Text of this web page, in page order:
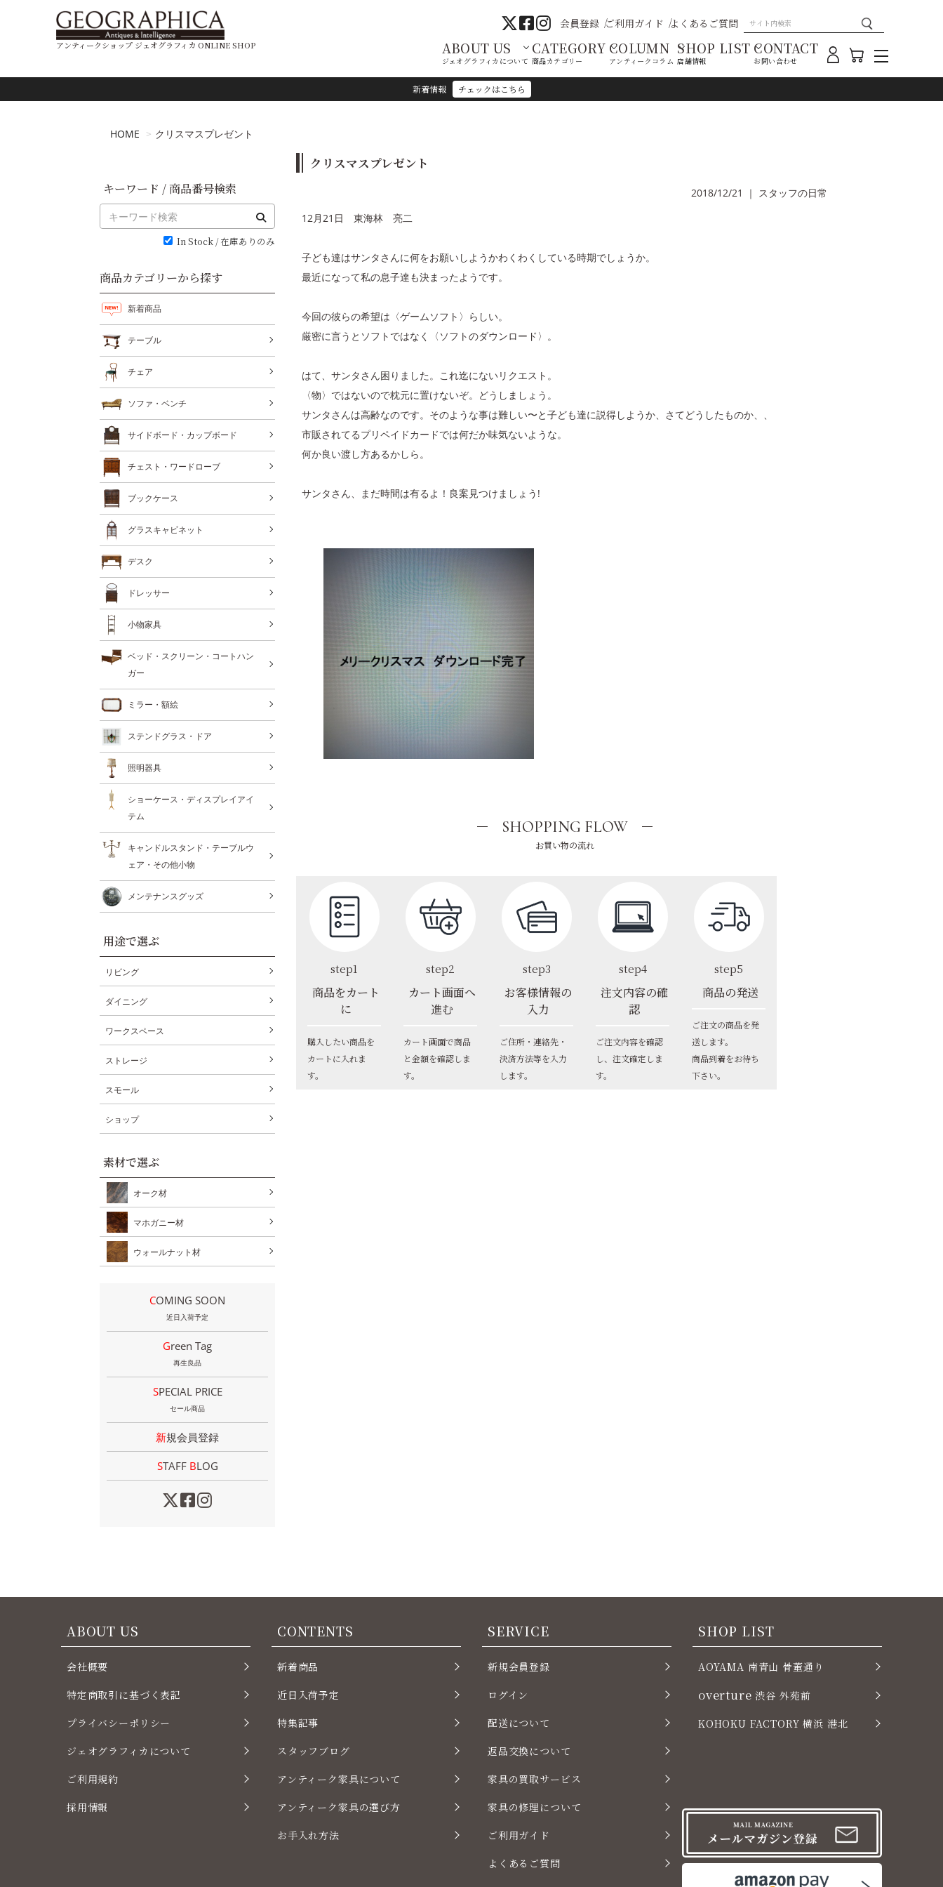
新着情報 チェックはこちら
アンティークショップ ジェオグラフィカ ONLINE SHOP
会員登録 ご利用ガイド よくあるご質問
ABOUT US
ジェオグラフィカについて
CATEGORY
商品カテゴリー
COLUMN
アンティークコラム
SHOP LIST
店舗情報
CONTACT
お問い合わせ
HOME クリスマスプレゼント
クリスマスプレゼント
2018/12/21 ｜ スタッフの日常
12月21日 東海林 亮二
子ども達はサンタさんに何をお願いしようかわくわくしている時期でしょうか。
最近になって私の息子達も決まったようです。
今回の彼らの希望は〈ゲームソフト〉らしい。
厳密に言うとソフトではなく〈ソフトのダウンロード〉。
はて、サンタさん困りました。これ迄にないリクエスト。
〈物〉ではないので枕元に置けないぞ。どうしましょう。
サンタさんは高齢なのです。そのような事は難しい〜と子ども達に説得しようか、さてどうしたものか、、
市販されてるプリペイドカードでは何だか味気ないような。
何か良い渡し方あるかしら。
サンタさん、まだ時間は有るよ！良案見つけましょう!
SHOPPING FLOW
お買い物の流れ
step1
商品をカート
に
購入したい商品を
カートに入れま
す。
step2
カート画面へ
進む
カート画面で商品
と金額を確認しま
す。
step3
お客様情報の
入力
ご住所・連絡先・
決済方法等を入力
します。
step4
注文内容の確
認
ご注文内容を確認
し、注文確定しま
す。
step5
商品の発送
ご注文の商品を発
送します。
商品到着をお待ち
下さい。
キーワード / 商品番号検索
In Stock / 在庫ありのみ
商品カテゴリーから探す
新着商品
テーブル
チェア
ソファ・ベンチ
サイドボード・カップボード
チェスト・ワードローブ
ブックケース
グラスキャビネット
デスク
ドレッサー
小物家具
ベッド・スクリーン・コートハン
ガー
ミラー・額絵
ステンドグラス・ドア
照明器具
ショーケース・ディスプレイアイ
テム
キャンドルスタンド・テーブルウ
ェア・その他小物
メンテナンスグッズ
用途で選ぶ
リビング
ダイニング
ワークスペース
ストレージ
スモール
ショップ
素材で選ぶ
オーク材
マホガニー材
ウォールナット材
COMING SOON
近日入荷予定
Green Tag
再生良品
SPECIAL PRICE
セール商品
新規会員登録
STAFF BLOG
ABOUT US
会社概要
特定商取引に基づく表記
プライバシーポリシー
ジェオグラフィカについて
ご利用規約
採用情報
CONTENTS
新着商品
近日入荷予定
特集記事
スタッフブログ
アンティーク家具について
アンティーク家具の選び方
お手入れ方法
SERVICE
新規会員登録
ログイン
配送について
返品交換について
家具の買取サービス
家具の修理について
ご利用ガイド
よくあるご質問
SHOP LIST
AOYAMA 南青山 骨董通り
overture 渋谷 外苑前
KOHOKU FACTORY 横浜 港北